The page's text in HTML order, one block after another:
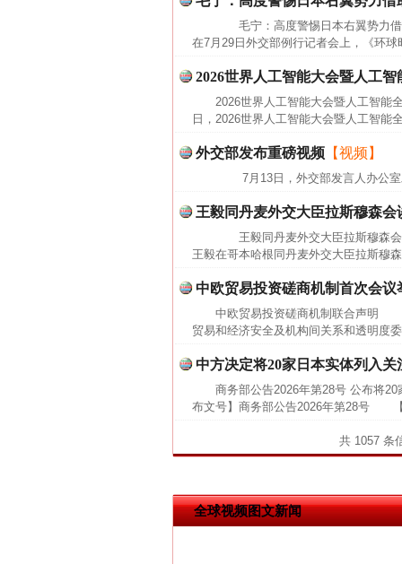
毛宁：高度警惕日本右翼势力
在7月29日外交部例行记者会上，《环
2026世界人工智能大会暨人工
2026世界人工智能大会暨人工智
日，2026世界人工智能大会暨人工智能
外交部发布重磅视频 【视频】
7月13日，外交部发言人办公室
王毅同丹麦外交大臣拉斯穆森会
王毅同丹麦外交大臣拉斯穆森
王毅在哥本哈根同丹麦外交大臣拉斯
中欧贸易投资磋商机制首次会议
中欧贸易投资磋商机制联合声明
贸易和经济安全及机构间关系和透明度
中方决定将20家日本实体列入关
商务部公告2026年第28号 公布
布文号】商务部公告2026年第28号
共 1057 条
全球视频图文新闻
网上购药对药下症？